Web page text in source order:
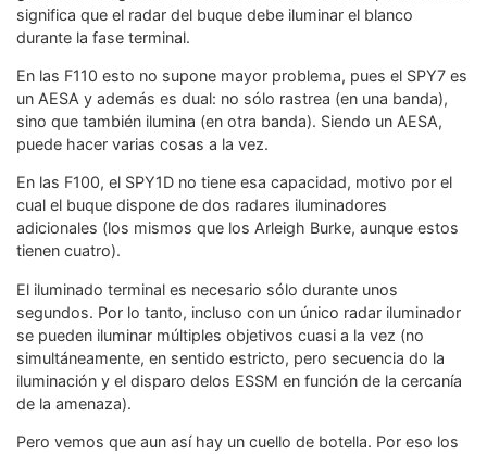
significa que el radar del buque debe iluminar el blanco
durante la fase terminal.
En las F110 esto no supone mayor problema, pues el SPY7 es
un AESA y además es dual: no sólo rastrea (en una banda),
sino que también ilumina (en otra banda). Siendo un AESA,
puede hacer varias cosas a la vez.
En las F100, el SPY1D no tiene esa capacidad, motivo por el
cual el buque dispone de dos radares iluminadores
adicionales (los mismos que los Arleigh Burke, aunque estos
tienen cuatro).
El iluminado terminal es necesario sólo durante unos
segundos. Por lo tanto, incluso con un único radar iluminador
se pueden iluminar múltiples objetivos cuasi a la vez (no
simultáneamente, en sentido estricto, pero secuencia do la
iluminación y el disparo delos ESSM en función de la cercanía
de la amenaza).
Pero vemos que aun así hay un cuello de botella. Por eso los